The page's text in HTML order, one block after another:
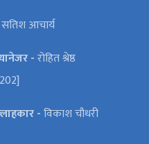
सतिश आचार्य
-रोहित श्रेष्ठ
-विकाश चौधरी